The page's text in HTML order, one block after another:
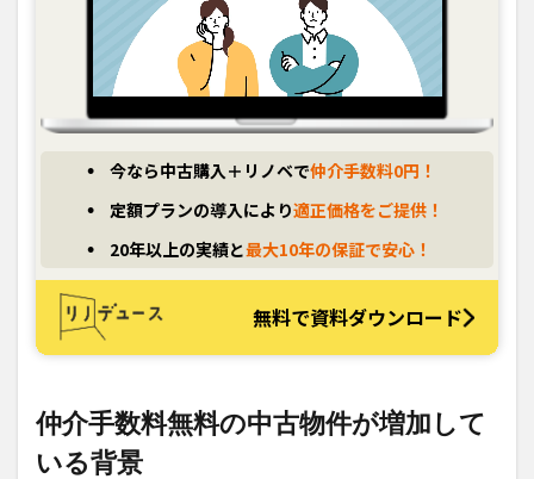
今なら中古購入＋リノベで仲介手数料0円！
定額プランの導入により適正価格をご提供！
20年以上の実績と最大10年の保証で安心！
無料で資料ダウンロード
仲介手数料無料の中古物件が増加して
いる背景